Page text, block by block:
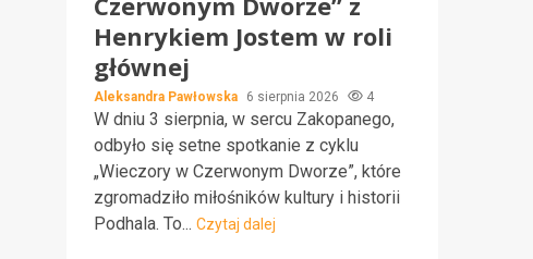
Henrykiem Jostem w roli
głównej
Aleksandra Pawłowska 6 sierpnia 2026 4
W dniu 3 sierpnia, w sercu Zakopanego,
odbyło się setne spotkanie z cyklu
„Wieczory w Czerwonym Dworze”, które
zgromadziło miłośników kultury i historii
Podhala. To... Czytaj dalej